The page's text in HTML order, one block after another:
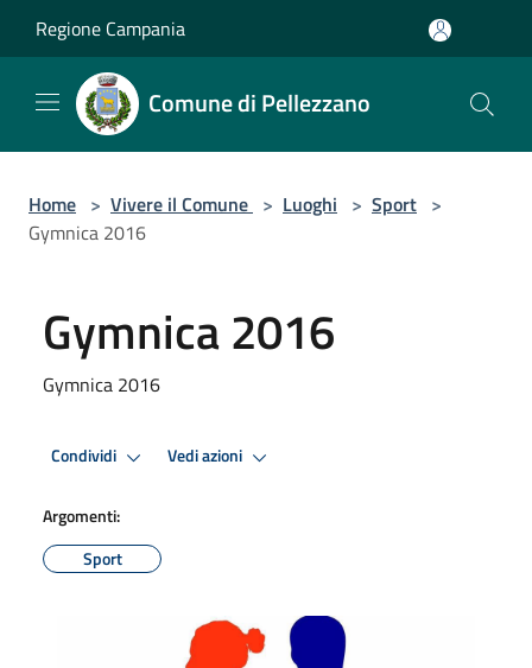
Regione Campania
Comune di Pellezzano
Home > Vivere il Comune > Luoghi > Sport >
Gymnica 2016
Gymnica 2016
Gymnica 2016
Condividi Vedi azioni
Argomenti:
Sport